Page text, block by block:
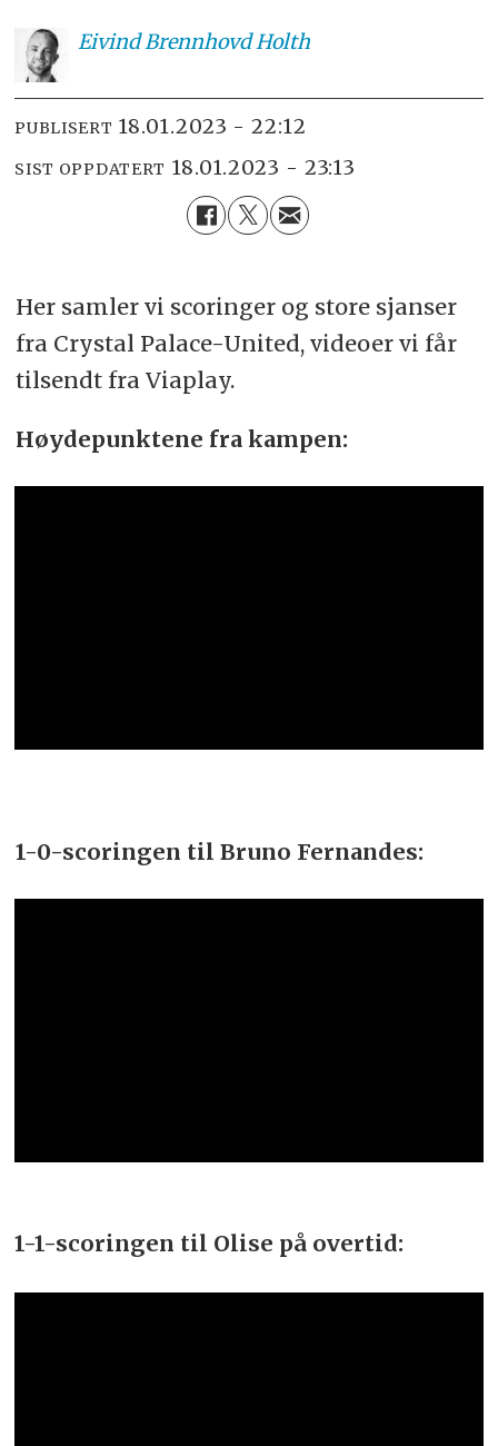
EivindBrennhovd Holth
PUBLISERT 18.01.2023 - 22:12
SIST OPPDATERT 18.01.2023 - 23:13
Her samler vi scoringer og store sjanser
fra Crystal Palace-United, videoer vi får
tilsendt fra Viaplay.
Høydepunktene fra kampen:
1-0-scoringen til Bruno Fernandes:
1-1-scoringen til Olise på overtid: